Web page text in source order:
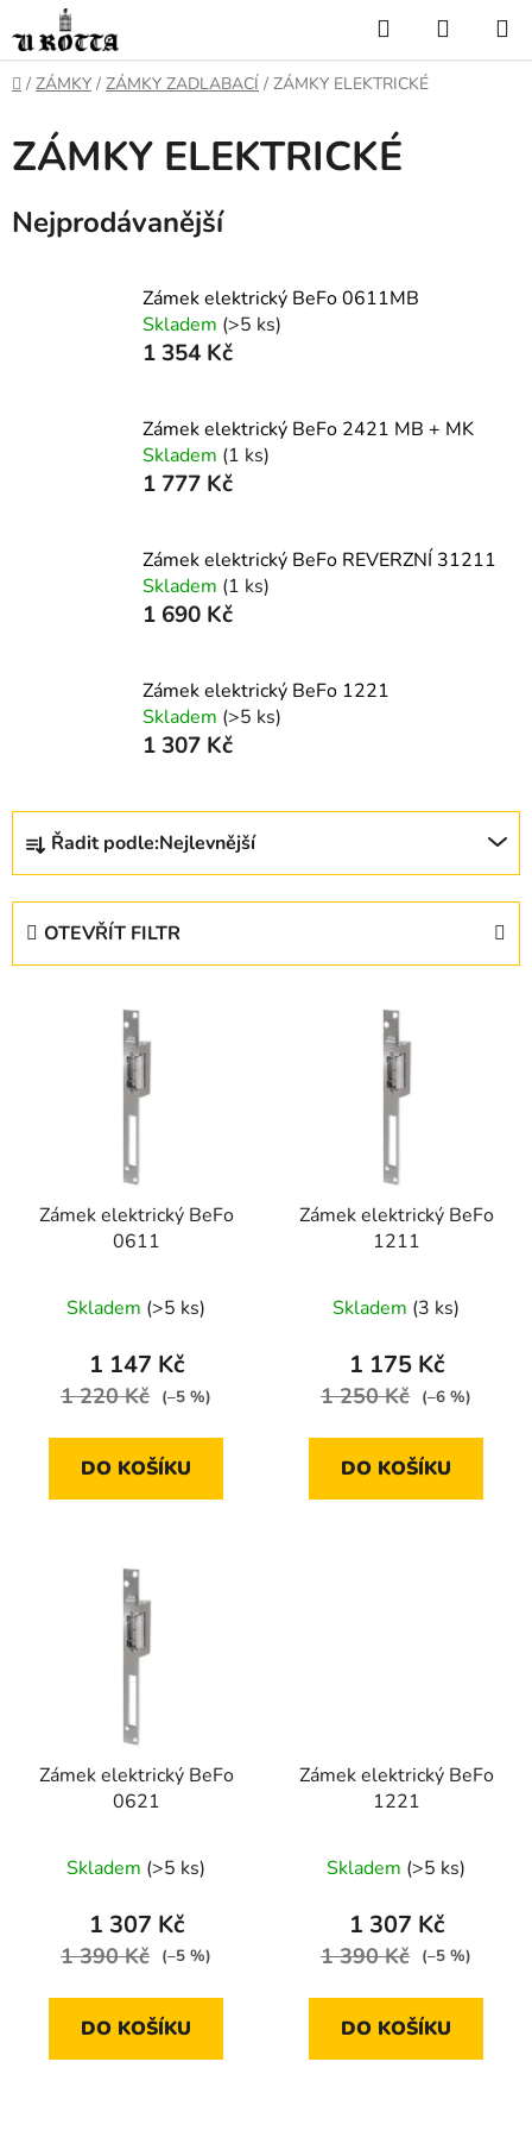
na
obsah
Hledat
KOŠÍK
DOMŮ
/ ZÁMKY / ZÁMKY ZADLABACÍ / ZÁMKY ELEKTRICKÉ
ZÁMKY ELEKTRICKÉ
Nejprodávanější
Zámek elektrický BeFo 0611MB
Skladem (>5 ks)
1 354 Kč
Zámek elektrický BeFo 2421 MB + MK
Skladem (1 ks)
1 777 Kč
Zámek elektrický BeFo REVERZNÍ 31211
Skladem (1 ks)
1 690 Kč
Zámek elektrický BeFo 1221
Skladem (>5 ks)
1 307 Kč
Ř
z
Řadit podle:Nejlevnější
OTEVŘÍT FILTR
Zámek elektrický BeFo
0611
Skladem (>5 ks)
1 147 Kč
1 220 Kč (–5 %)
DO KOŠÍKU
Zámek elektrický BeFo
1211
Skladem (3 ks)
1 175 Kč
1 250 Kč (–6 %)
DO KOŠÍKU
Zámek elektrický BeFo
0621
Skladem (>5 ks)
1 307 Kč
1 390 Kč (–5 %)
DO KOŠÍKU
Zámek elektrický BeFo
1221
Skladem (>5 ks)
1 307 Kč
1 390 Kč (–5 %)
DO KOŠÍKU